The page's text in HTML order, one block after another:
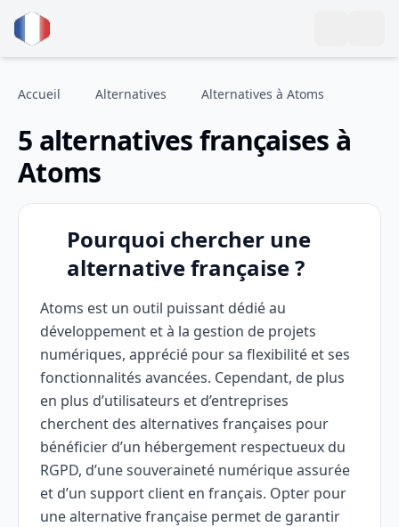
Accueil Alternatives Alternatives à Atoms
5 alternatives françaises à
Atoms
Pourquoi chercher une
alternative française ?
Atoms est un outil puissant dédié au
développement et à la gestion de projets
numériques, apprécié pour sa flexibilité et ses
fonctionnalités avancées. Cependant, de plus
en plus d’utilisateurs et d’entreprises
cherchent des alternatives françaises pour
bénéficier d’un hébergement respectueux du
RGPD, d’une souveraineté numérique assurée
et d’un support client en français. Opter pour
une alternative française permet de garantir